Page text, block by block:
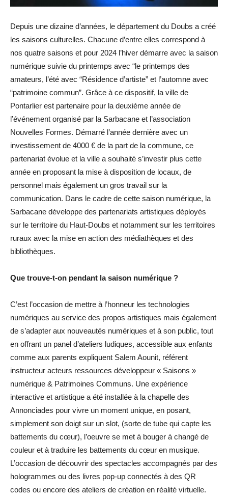
Depuis une dizaine d’années, le département du Doubs a créé
les saisons culturelles. Chacune d’entre elles correspond à
nos quatre saisons et pour 2024 l’hiver démarre avec la saison
numérique suivie du printemps avec “le printemps des
amateurs, l’été avec “Résidence d’artiste” et l’automne avec
“patrimoine commun”. Grâce à ce dispositif, la ville de
Pontarlier est partenaire pour la deuxième année de
l’événement organisé par la Sarbacane et l’association
Nouvelles Formes. Démarré l’année dernière avec un
investissement de 4000 € de la part de la commune, ce
partenariat évolue et la ville a souhaité s’investir plus cette
année en proposant la mise à disposition de locaux, de
personnel mais également un gros travail sur la
communication. Dans le cadre de cette saison numérique, la
Sarbacane développe des partenariats artistiques déployés
sur le territoire du Haut-Doubs et notamment sur les territoires
ruraux avec la mise en action des médiathèques et des
bibliothèques.
Que trouve-t-on pendant la saison numérique ?
C’est l’occasion de mettre à l’honneur les technologies
numériques au service des propos artistiques mais également
de s’adapter aux nouveautés numériques et à son public, tout
en offrant un panel d’ateliers ludiques, accessible aux enfants
comme aux parents expliquent Salem Aounit, référent
instructeur acteurs ressources développeur « Saisons »
numérique & Patrimoines Communs. Une expérience
interactive et artistique a été installée à la chapelle des
Annonciades pour vivre un moment unique, en posant,
simplement son doigt sur un slot, (sorte de tube qui capte les
battements du cœur), l’oeuvre se met à bouger à changé de
couleur et à traduire les battements du cœur en musique.
L’occasion de découvrir des spectacles accompagnés par des
hologrammes ou des livres pop-up connectés à des QR
codes ou encore des ateliers de création en réalité virtuelle.